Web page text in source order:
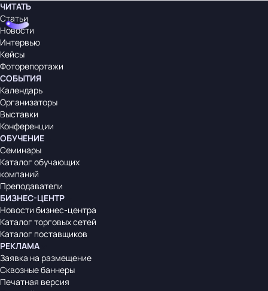
ЧИТАТЬ
Статьи
Новости
Интервью
Кейсы
Фоторепортажи
СОБЫТИЯ
Календарь
Организаторы
Выставки
Конференции
ОБУЧЕНИЕ
Семинары
Каталог обучающих
компаний
Преподаватели
БИЗНЕС-ЦЕНТР
Новости бизнес-центра
Каталог торговых сетей
Каталог поставщиков
РЕКЛАМА
Заявка на размещение
Сквозные баннеры
Печатная версия